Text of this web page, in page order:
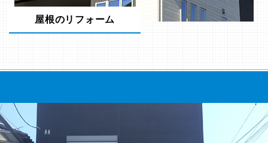
屋根のリフォーム